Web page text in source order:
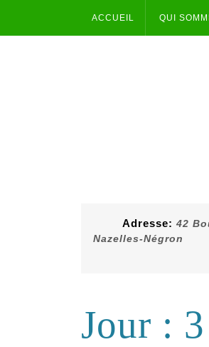
content
ACCUEIL QUI
Adresse: 42
Nazelles-Négron
Jour :